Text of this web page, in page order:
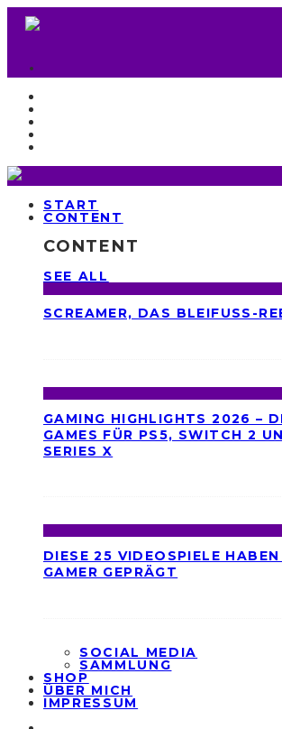
START
CONTENT
CONTENT
SEE ALL
SCREAMER, DAS BLEIFUSS-
GAMING HIGHLIGHTS 2026 –
GAMES FÜR PS5, SWITCH 2
SERIES X
DIESE 25 VIDEOSPIELE
GAMER GEPRÄGT
SOCIAL MEDIA
SAMMLUNG
SHOP
ÜBER MICH
IMPRESSUM